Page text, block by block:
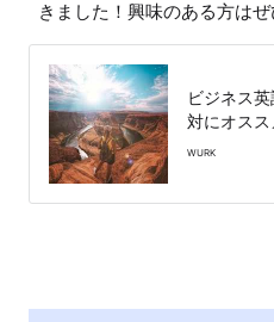
きました！興味のある方はぜ
ビジネス
対にオスス
WURK